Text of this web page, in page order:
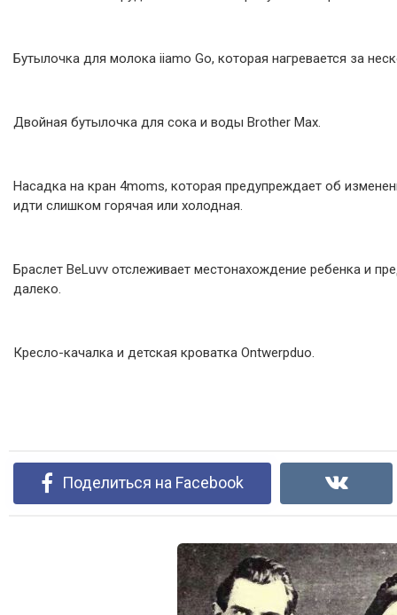
Бутылочка для молока iiamo Go, которая нагревается за
Двойная бутылочка для сока и воды Brother Max.
Насадка на кран 4moms, которая предупреждает об
идти слишком горячая или холодная.
Браслет BeLuvv отслеживает местонахождение ребенка и
далеко.
Кресло-качалка и детская кроватка Ontwerpduo.
Поделиться на Facebook